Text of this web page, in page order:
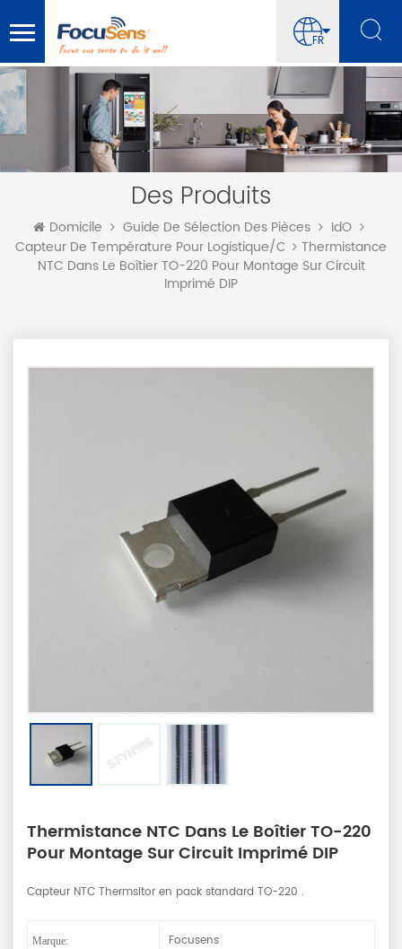
FR
Des Produits
Domicile Guide De Sélection Des Pièces
IdO
Capteur De Température Pour Logistique/chaîne Du Froid/
Thermistance
NTC Dans Le Boîtier TO-220 Pour Montage Sur Circuit
Imprimé DIP
Thermistance NTC Dans Le Boîtier TO-220
Pour Montage Sur Circuit Imprimé DIP
Capteur NTC Thermsitor en pack standard TO-220 .
Marque: Focusens